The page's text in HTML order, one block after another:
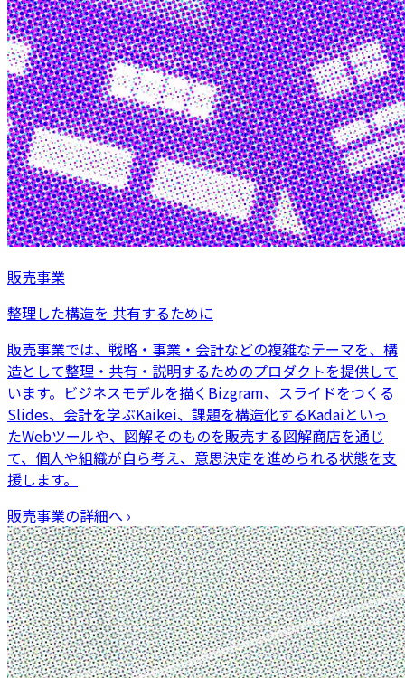
販売事業
整理した構造を 共有するために
販売事業では、戦略・事業・会計などの複雑なテーマを、構
造として整理・共有・説明するためのプロダクトを提供して
います。ビジネスモデルを描くBizgram、スライドをつくる
Slides、会計を学ぶKaikei、課題を構造化するKadaiといっ
たWebツールや、図解そのものを販売する図解商店を通じ
て、個人や組織が自ら考え、意思決定を進められる状態を支
援します。
販売事業の詳細へ ›